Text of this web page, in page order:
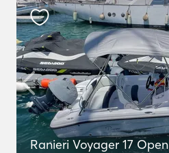
Ranieri Voyager 17 Open